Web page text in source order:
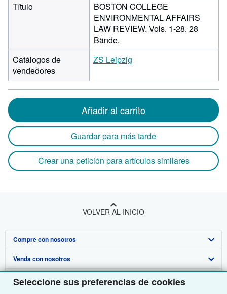
Seleccione sus preferencias de cookies
Título
BOSTON COLLEGE
ENVIRONMENTAL AFFAIRS
LAW REVIEW. Vols. 1-28. 28
Bände.
Catálogos de
vendedores
ZS Leipzig
Añadir al carrito
Guardar para más tarde
Crear una petición para artículos similares
VOLVER AL INICIO
Compre con nosotros
Búsqueda avanzada
Colecciones
Venda con nosotros
Comenzar a vender
Sobre nosotros